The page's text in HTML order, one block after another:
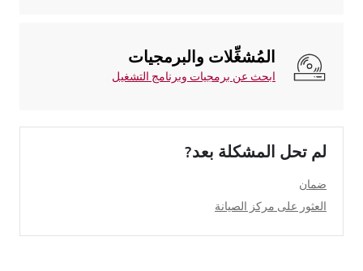
المُشغِّلات والبرمجيات
ابحث عن برمجيات وبرنامج التشغيل
لم تحل المشكلة بعد?
ضمان
العثور على مركز الصيانة